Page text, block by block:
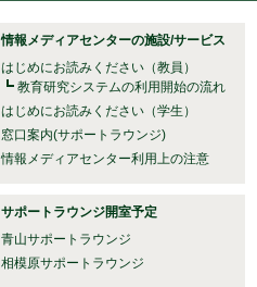
情報メディアセンターの施設/サービス
はじめにお読みください（教員）
教育研究システムの利用開始の流れ
はじめにお読みください（学生）
窓口案内(サポートラウンジ)
情報メディアセンター利用上の注意
サポートラウンジ開室予定
青山サポートラウンジ
相模原サポートラウンジ